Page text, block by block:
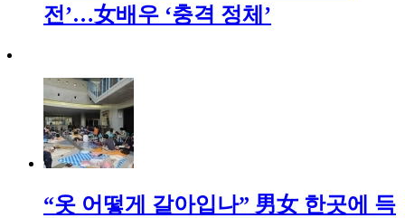
전’…女배우 ‘충격 정체’
“옷 어떻게 갈아입나” 男女 한곳에 득